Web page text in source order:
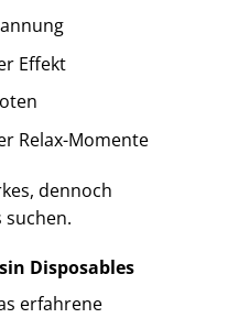
Effekt
Relax-Momente
dennoch
suchen.
Disposables
erfahrene